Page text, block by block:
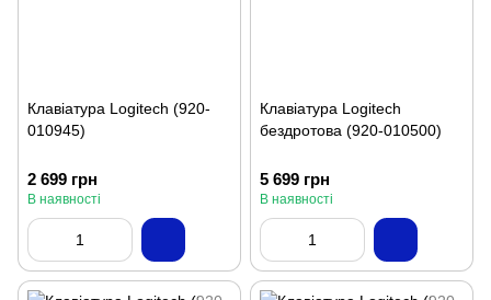
Клавіатура Logitech (920-
010945)
2 699 грн
В наявності
Клавіатура Logitech
бездротова (920-010500)
5 699 грн
В наявності